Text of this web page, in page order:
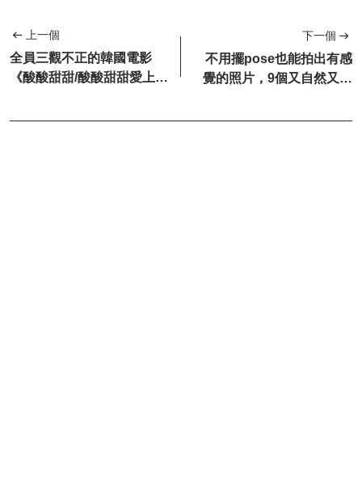
上一個
全員三觀不正的韓國電影
《酸酸甜甜/酸酸甜甜愛上
下一個
不用擺pose也能拍出有感
覺的照片，9個又自然又甜